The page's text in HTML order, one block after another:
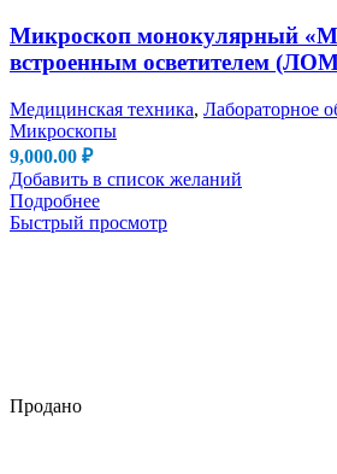
Продано
Микроскоп монокулярный
встроенным осветителем
Медицинская техника, Лабораторное
Микроскопы
9,000.00 ₽
Добавить в список желаний
Подробнее
Быстрый просмотр